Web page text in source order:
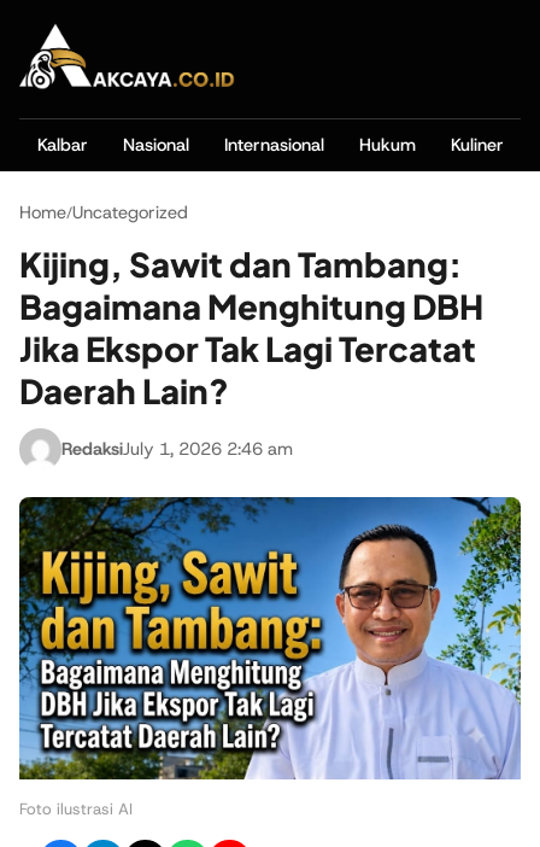
Kalbar Nasional Internasional Hukum Kuliner
Home/Uncategorized
Kijing, Sawit dan Tambang:
Bagaimana Menghitung DBH
Jika Ekspor Tak Lagi Tercatat
Daerah Lain?
RedaksiJuly 1, 2026 2:46 am
Foto ilustrasi AI